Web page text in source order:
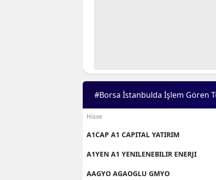
#Borsa İstanbulda İşlem Gören
Hisse
A1CAP A1 CAPITAL YATIRIM
A1YEN A1 YENILENEBILIR ENERJI
AAGYO AGAOGLU GMYO